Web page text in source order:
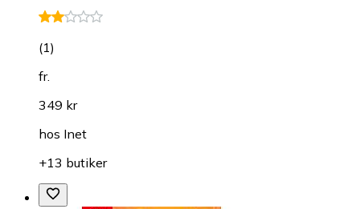
(1)
fr.
349 kr
hos Inet
+13 butiker